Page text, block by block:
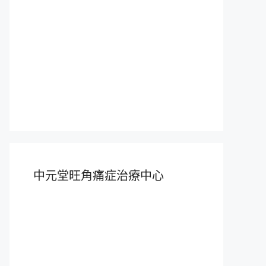
中元堂旺角痛症治療中心